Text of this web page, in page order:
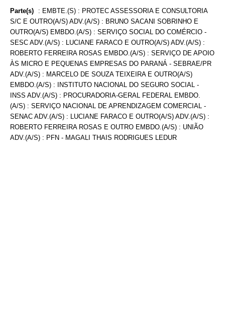
Parte(s) : EMBTE.(S) : PROTEC ASSESSORIA E CONSULTORIA
S/C E OUTRO(A/S) ADV.(A/S) : BRUNO SACANI SOBRINHO E
OUTRO(A/S) EMBDO.(A/S) : SERVIÇO SOCIAL DO COMÉRCIO -
SESC ADV.(A/S) : LUCIANE FARACO E OUTRO(A/S) ADV.(A/S) :
ROBERTO FERREIRA ROSAS EMBDO.(A/S) : SERVIÇO DE APOIO
ÀS MICRO E PEQUENAS EMPRESAS DO PARANÁ - SEBRAE/PR
ADV.(A/S) : MARCELO DE SOUZA TEIXEIRA E OUTRO(A/S)
EMBDO.(A/S) : INSTITUTO NACIONAL DO SEGURO SOCIAL -
INSS ADV.(A/S) : PROCURADORIA-GERAL FEDERAL EMBDO.
(A/S) : SERVIÇO NACIONAL DE APRENDIZAGEM COMERCIAL -
SENAC ADV.(A/S) : LUCIANE FARACO E OUTRO(A/S) ADV.(A/S) :
ROBERTO FERREIRA ROSAS E OUTRO EMBDO.(A/S) : UNIÃO
ADV.(A/S) : PFN - MAGALI THAIS RODRIGUES LEDUR